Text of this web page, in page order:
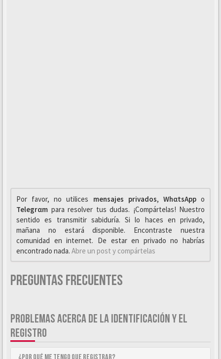
Por favor, no utilices mensajes privados, WhαtsAppo
Telegrαm para resolver tus dudas. ¡Compártelas! Nuestro
sentido es transmitir sabiduría. Si lo haces en privado,
mañana no estará disponible. Encontraste nuestra
comunidad en internet. De estar en privado no habrías
encontrado nada. Abre un post y compártelas
Preguntas Frecuentes
PROBLEMAS ACERCA DE LA IDENTIFICACIÓN Y EL
REGISTRO